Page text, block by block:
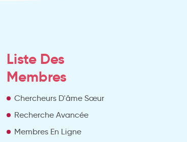
Liste Des
Membres
Chercheurs D'âme Sœur
Recherche Avancée
Membres En Ligne